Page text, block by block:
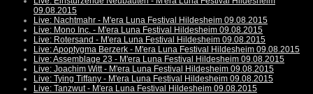
09.08.2015
Live: Nachtmahr - M'era Luna Festival Hildesheim 09.08.2015
Live: Mono Inc. - M'era Luna Festival Hildesheim 09.08.2015
Live: Rotersand - M'era Luna Festival Hildesheim 09.08.2015
Live: Apoptygma Berzerk - M'era Luna Festival Hildesheim 09.08.2015
Live: Assemblage 23 - M'era Luna Festival Hildesheim 09.08.2015
Live: Joachim Witt - M'era Luna Festival Hildesheim 09.08.2015
Live: Tying Tiffany - M'era Luna Festival Hildesheim 09.08.2015
Live: Tanzwut - M'era Luna Festival Hildesheim 09.08.2015